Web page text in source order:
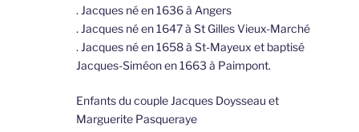
. Jacques né en 1636 à Angers
. Jacques né en 1647 à St Gilles Vieux-Marché
. Jacques né en 1658 à St-Mayeux et baptisé
Jacques-Siméon en 1663 à Paimpont.
Enfants du couple Jacques Doysseau et
Marguerite Pasqueraye